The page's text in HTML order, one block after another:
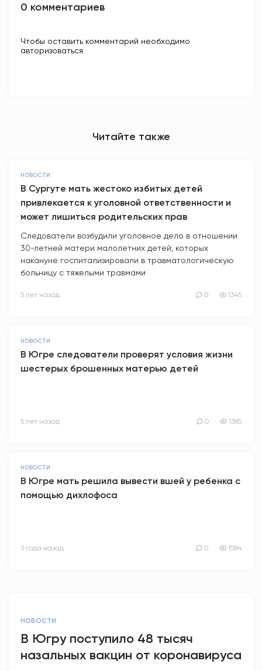
0 комментариев
Чтобы оставить комментарий необходимо
авторизоваться
Читайте также
НОВОСТИ
В Сургуте мать жестоко избитых детей
привлекается к уголовной ответственности и
может лишиться родительских прав
Следователи возбудили уголовное дело в отношении
30-летней матери малолетних детей, которых
накануне госпитализировали в травматологическую
больницу с тяжелыми травмами
5 лет назад 0 1345
НОВОСТИ
В Югре следователи проверят условия жизни
шестерых брошенных матерью детей
5 лет назад 0 1385
НОВОСТИ
В Югре мать решила вывести вшей у ребенка с
помощью дихлофоса
3 года назад 0 1584
НОВОСТИ
В Югру поступило 48 тысяч
назальных вакцин от коронавируса